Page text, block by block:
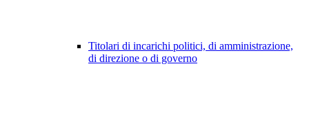
Titolari di incarichi politici, di amministrazione,
di direzione o di governo